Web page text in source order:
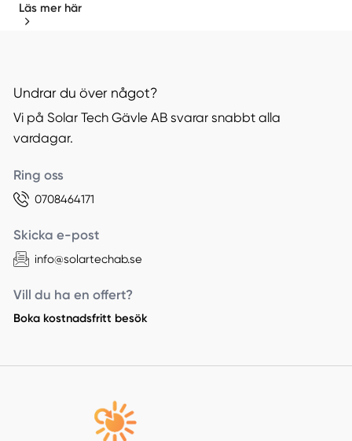
Läs mer här
Undrar du över något?
Vi på Solar Tech Gävle AB svarar snabbt alla
vardagar.
Ring oss
0708464171
Skicka e-post
info@solartechab.se
Vill du ha en offert?
Boka kostnadsfritt besök